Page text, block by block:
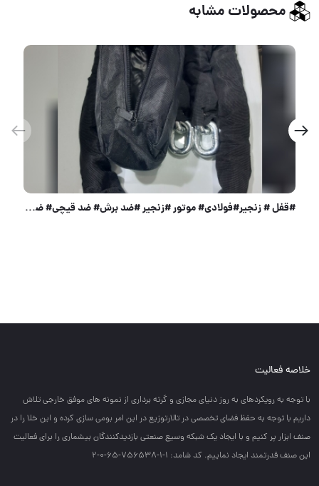
محصولات مشابه
عرضه کلیه محصولات منیر صنعت MONIR
خلاصه فعالیت
با توجه به رويكردهاي به روز دنياي مجازي و گرته برداري از نمونه هاي موفق خارجي تلاش
داريم با توجه به حفظ فضاي تخصصي در تالارتوزيع در اين امر بومي سازي كرده و اين خلا را در
صنف ابزار پر كنيم و با ايجاد يك شبكه وسيع صنعتي بازديدكنندگان بيشماري را براي فعاليت
اين صنف قدرتمند ايجاد نماييم. کد شامد: 1-1-756538-65-0-2